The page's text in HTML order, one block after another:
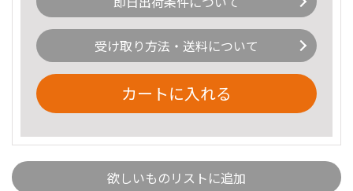
受け取り方法・送料について
カートに入れる
欲しいものリストに追加